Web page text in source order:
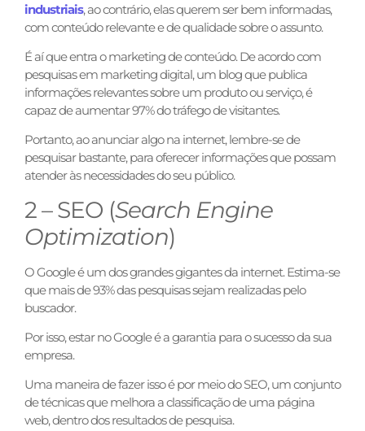
industriais, ao contrário, elas querem ser bem informadas,
com conteúdo relevante e de qualidade sobre o assunto.
É aí que entra o marketing de conteúdo. De acordo com
pesquisas em marketing digital, um blog que publica
informações relevantes sobre um produto ou serviço, é
capaz de aumentar 97% do tráfego de visitantes.
Portanto, ao anunciar algo na internet, lembre-se de
pesquisar bastante, para oferecer informações que possam
atender às necessidades do seu público.
2 – SEO (Search Engine
Optimization)
O Google é um dos grandes gigantes da internet. Estima-se
que mais de 93% das pesquisas sejam realizadas pelo
buscador.
Por isso, estar no Google é a garantia para o sucesso da sua
empresa.
Uma maneira de fazer isso é por meio do SEO, um conjunto
de técnicas que melhora a classificação de uma página
web, dentro dos resultados de pesquisa.